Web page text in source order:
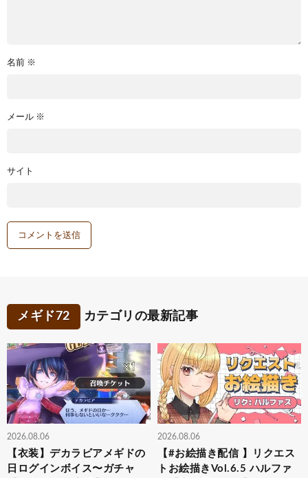
名前 ※
メール ※
サイト
メギド72 カテゴリの最新記事
2026.08.06
【衣装】デカラビアメギドの
日ログインボイス〜ガチャ
2026.08.06
【#お絵描き配信 】リクエス
トお絵描きVol.6.5 ハルファ